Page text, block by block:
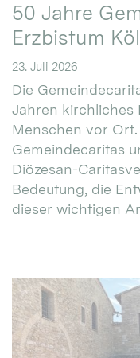
50 Jahre
Erzbistum
23. Juli 2026
Die
Jahren kirchliches
Menschen vor
Gemeindecaritas
Diözesan-
Bedeutung, die
dieser wichtigen